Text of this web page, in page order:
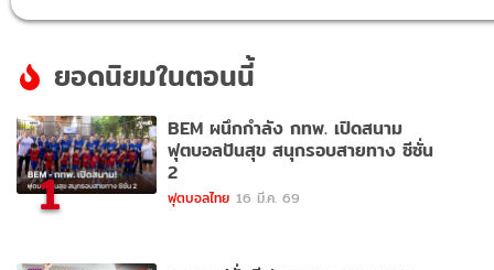
ยอดนิยมในตอนนี้
1
BEM ผนึกกำลัง กทพ. เปิดสนาม
ฟุตบอลปันสุข สนุกรอบสายทาง ซีซั่น
2
ฟุตบอลไทย 16 มี.ค. 69